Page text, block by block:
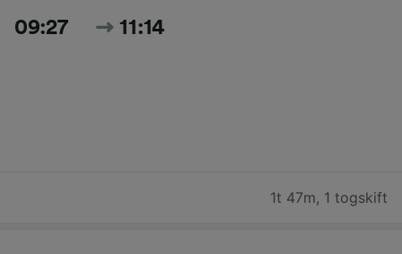
09:27 11:14
1t 47m, 1 togskift